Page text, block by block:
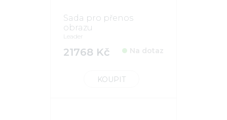
Sada pro přenos
obrazu
Leader
21768 Kč Na dotaz
KOUPIT